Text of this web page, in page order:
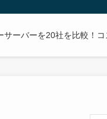
サーバーを20社を比較！